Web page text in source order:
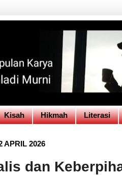
Kisah Hikmah Literasi
APRIL 2026
dan